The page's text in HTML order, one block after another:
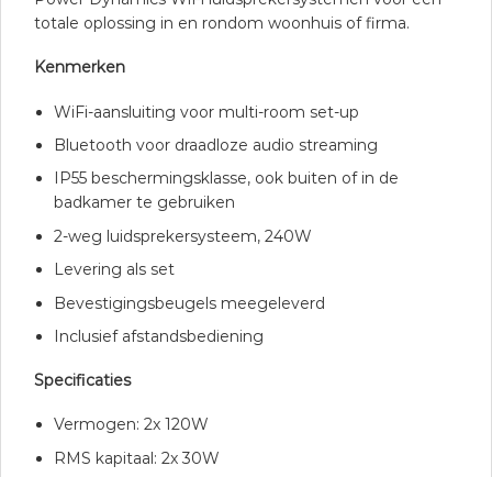
totale oplossing in en rondom woonhuis of firma.
Kenmerken
WiFi-aansluiting voor multi-room set-up
Bluetooth voor draadloze audio streaming
IP55 beschermingsklasse, ook buiten of in de
badkamer te gebruiken
2-weg luidsprekersysteem, 240W
Levering als set
Bevestigingsbeugels meegeleverd
Inclusief afstandsbediening
Specificaties
Vermogen: 2x 120W
RMS kapitaal: 2x 30W